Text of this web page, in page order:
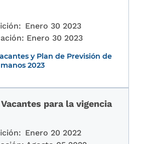
Enero 30 2023
Enero 30 2023
y Plan de Previsión de
2023
para la vigencia
Enero 20 2022